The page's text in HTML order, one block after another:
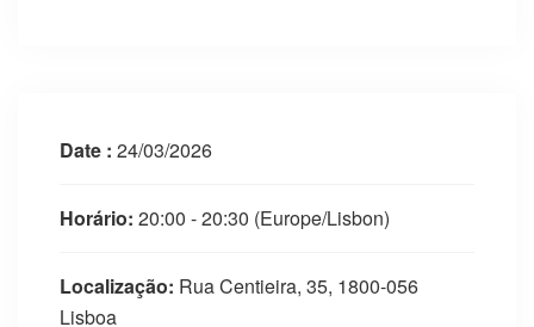
Date : 24/03/2026
Horário: 20:00 - 20:30 (Europe/Lisbon)
Localização: Rua Centieira, 35, 1800-056
Lisboa